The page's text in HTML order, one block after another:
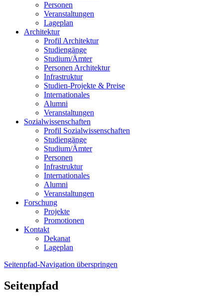
Personen
Veranstaltungen
Lageplan
Architektur
Profil Architektur
Studiengänge
Studium/Ämter
Personen Architektur
Infrastruktur
Studien-Projekte & Preise
Internationales
Alumni
Veranstaltungen
Sozialwissenschaften
Profil Sozialwissenschaften
Studiengänge
Studium/Ämter
Personen
Infrastruktur
Internationales
Alumni
Veranstaltungen
Forschung
Projekte
Promotionen
Kontakt
Dekanat
Lageplan
Seitenpfad-Navigation überspringen
Seitenpfad